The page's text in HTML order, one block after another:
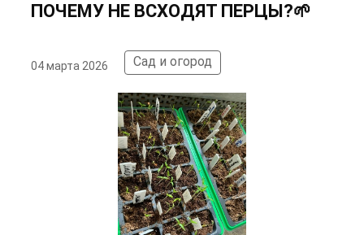
ПОЧЕМУ НЕ ВСХОДЯТ ПЕРЦЫ?🌱
04 марта 2026 Сад и огород